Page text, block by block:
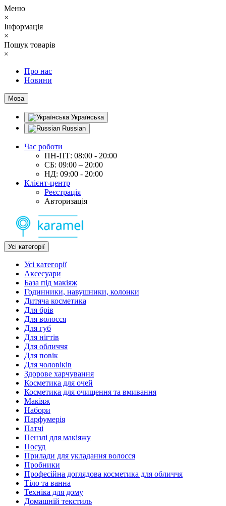
Меню
×
Інформація
×
Пошук товарів
×
Про нас
Новини
Мова
Українська
Russian
Час роботи
ПН-ПТ: 08:00 - 20:00
СБ: 09:00 – 20:00
НД: 09:00 - 20:00
Клієнт-центр
Реєстрація
Авторизація
Усі категорії
Усі категорії
Аксесуари
База під макіяж
Годинники, навушники, колонки
Дитяча косметика
Для брів
Для волосся
Для губ
Для нігтів
Для обличчя
Для повік
Для чоловіків
Здорове харчування
Косметика для очей
Косметика для очищення та вмивання
Макіяж
Набори
Парфумерія
Патчі
Пензлі для макіяжу
Посуд
Прилади для укладання волосся
Пробники
Професійна доглядова косметика для обличчя
Тіло та ванна
Техніка для дому
Домашній текстиль